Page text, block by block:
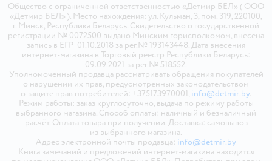
Общество с ограниченной ответственностью «Детмир БЕЛ» ( ООО
«Детмир БЕЛ» ). Место нахождения: ул. Кульман, 3, пом. 319, 220100,
г. Минск, Республика Беларусь. Свидетельство о государственной
регистрации № 0072500 выдано Минским горисполкомом, внесена
запись в ЕГР 01.10.2018 за рег.№ 193143448. Дата внесения
интернет-магазина в Торговый реестр Республики Беларусь:
09.09.2021 за рег.№ 518552.
Уполномоченный продавца рассматривать обращения покупателей
о нарушении их прав, предусмотренных законодательством
о защите прав потребителей: +375173970001, info@detmir.by.
Режим работы: заказ круглосуточно, выдача по режиму работы
выбранного магазина. Способ оплаты: наличный и безналичный
расчёт. Оплата товара при получении. Доставка: самовывоз
из выбранного магазина.
Адрес электронной почты продавца: info@detmir.by
Книга замечаний и предложений интернет-магазина находится